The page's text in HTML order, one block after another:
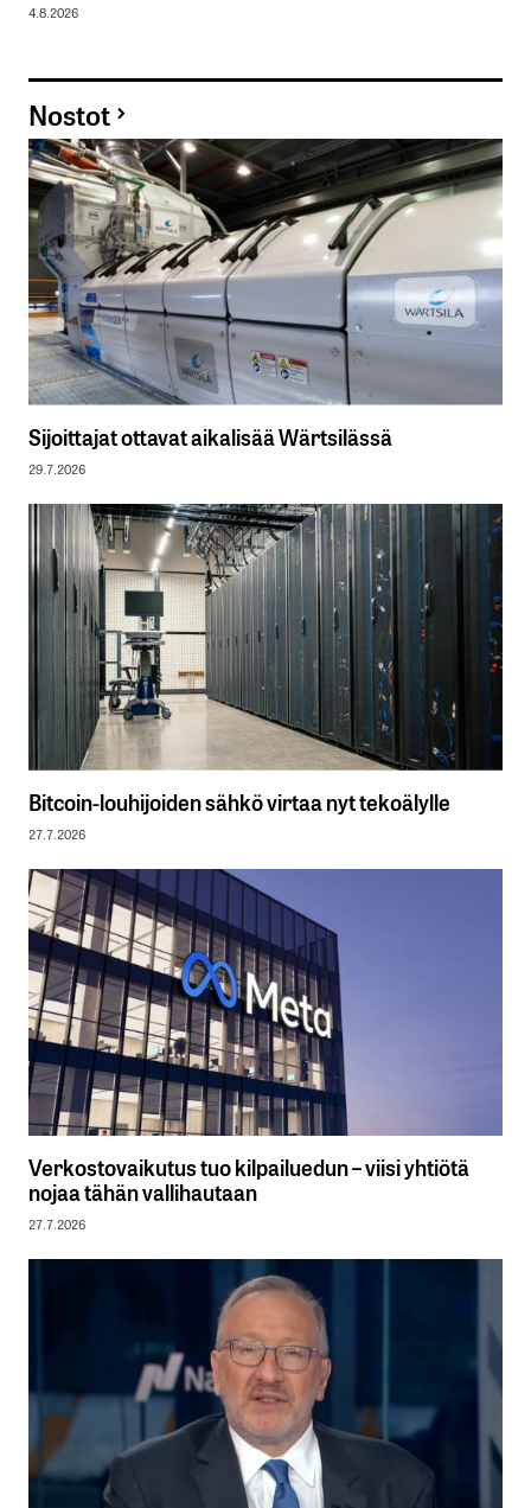
4.8.2026
Nostot
Sijoittajat ottavat aikalisää Wärtsilässä
29.7.2026
Bitcoin-louhijoiden sähkö virtaa nyt tekoälylle
27.7.2026
Verkostovaikutus tuo kilpailuedun – viisi yhtiötä
nojaa tähän vallihautaan
27.7.2026